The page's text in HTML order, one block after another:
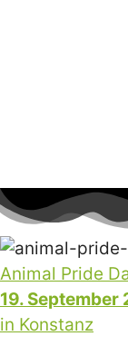
Animal Pride
19. September
in Konstanz